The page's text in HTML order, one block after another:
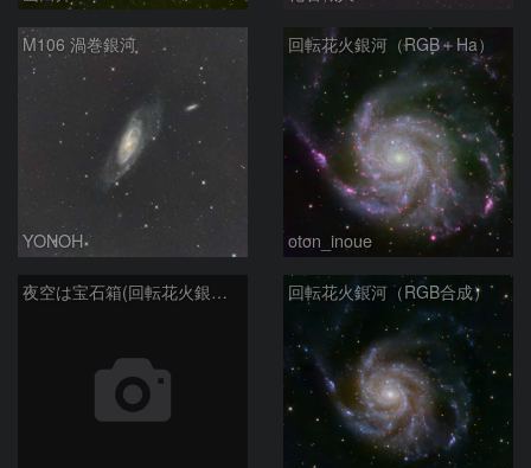
M106 渦巻銀河
YONOH
回転花火銀河（RGB＋Ha）
oton_inoue
夜空は宝石箱(回転花火銀河 M101) Seestar50 回転花火銀河（RGB合成）